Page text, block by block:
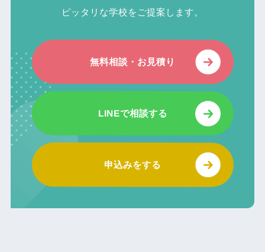
ピッタリな学校をご提案します。
無料相談・お見積り
LINEで相談する
申込みをする